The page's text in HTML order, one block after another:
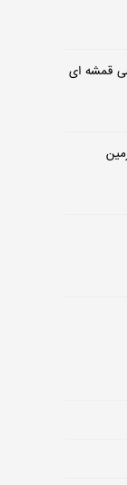
قمشه ای